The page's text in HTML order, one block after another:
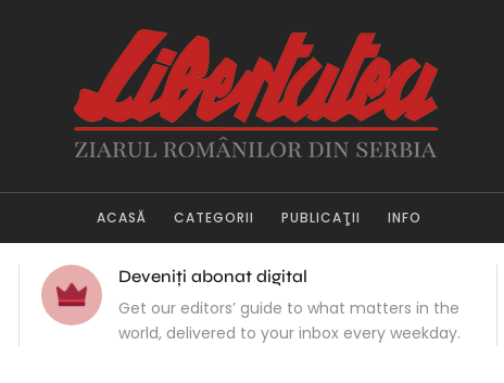
ACASĂ CATEGORII PUBLICAŢII INFO
Deveniți abonat digital
Get our editors’ guide to what matters in the
world, delivered to your inbox every weekday.